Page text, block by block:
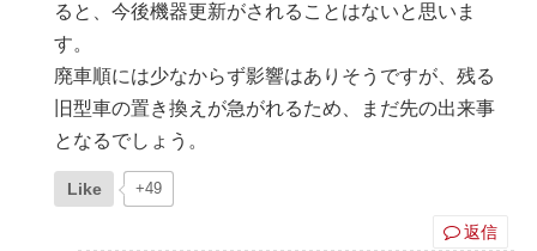
ると、今後機器更新がされることはないと思いま
す。
廃車順には少なからず影響はありそうですが、残る
旧型車の置き換えが急がれるため、まだ先の出来事
となるでしょう。
Like +49
返信